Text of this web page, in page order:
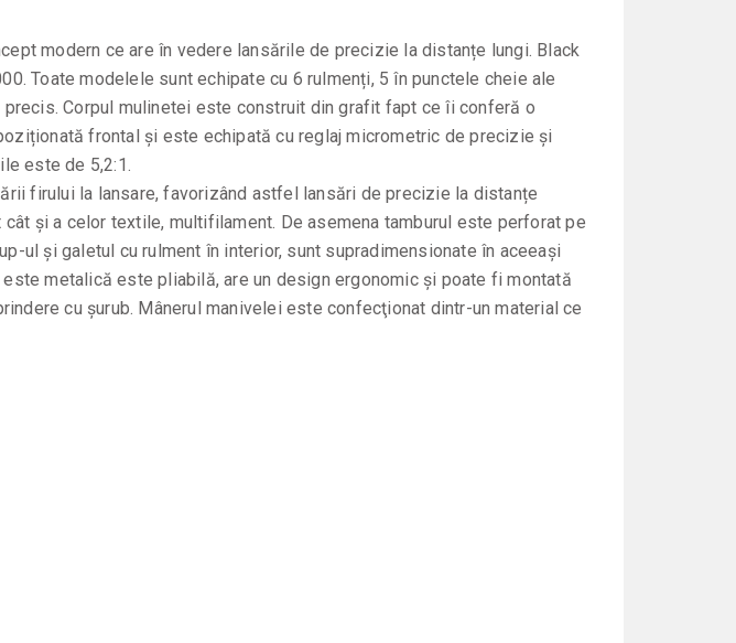
modern ce are în vedere lansările de precizie la distanțe lungi. Black
Toate modelele sunt echipate cu 6 rulmenți, 5 în punctele cheie ale
Corpul mulinetei este construit din grafit fapt ce îi conferă o
frontal și este echipată cu reglaj micrometric de precizie și
este de 5,2:1.
firului la lansare, favorizând astfel lansări de precizie la distanțe
şi a celor textile, multifilament. De asemena tamburul este perforat pe
ul și galetul cu rulment în interior, sunt supradimensionate în aceeași
metalică este pliabilă, are un design ergonomic și poate fi montată
cu șurub. Mânerul manivelei este confecţionat dintr-un material ce